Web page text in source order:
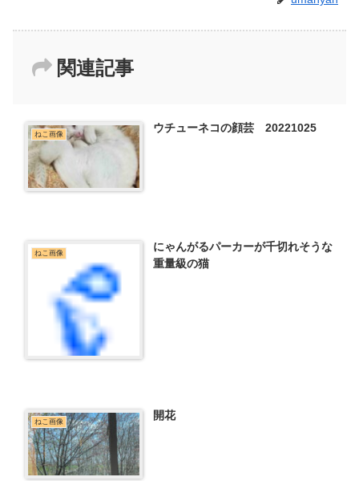
関連記事
ねこ画像 ウチューネコの顔芸 20221025
ねこ画像
にゃんがるパーカーが千切れそうな
重量級の猫
ねこ画像 開花